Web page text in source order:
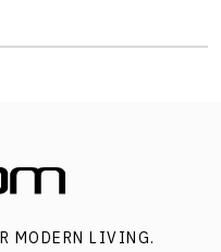
MODERN LIVING.